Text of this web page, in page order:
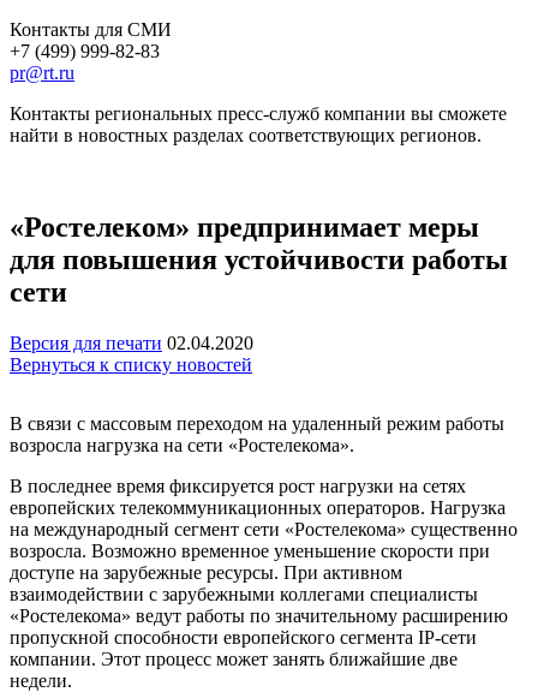
Контакты для СМИ
+7 (499) 999-82-83
pr@rt.ru
Контакты региональных пресс-служб компании вы сможете
найти в новостных разделах соответствующих регионов.
«Ростелеком» предпринимает меры
для повышения устойчивости работы
сети
Версия для печати 02.04.2020
Вернуться к списку новостей
В связи с массовым переходом на удаленный режим работы
возросла нагрузка на сети «Ростелекома».
В последнее время фиксируется рост нагрузки на сетях
европейских телекоммуникационных операторов. Нагрузка
на международный сегмент сети «Ростелекома» существенно
возросла. Возможно временное уменьшение скорости при
доступе на зарубежные ресурсы. При активном
взаимодействии с зарубежными коллегами специалисты
«Ростелекома» ведут работы по значительному расширению
пропускной способности европейского сегмента IP-сети
компании. Этот процесс может занять ближайшие две
недели.